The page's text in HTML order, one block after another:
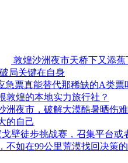
急票真能替代那稀缺的A类票
敦煌的本地实力旅行社？
洲夜市，破解大漠酷暑晒伤
的自己
壁徒步挑战赛，召集平台或
不如在99公里荒漠找回决策